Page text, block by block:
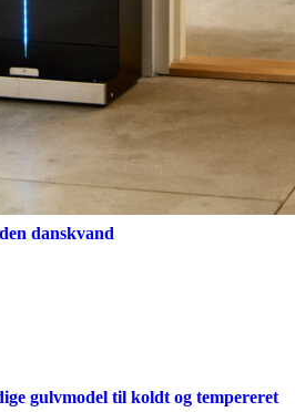
danskvand
gulvmodel til koldt og tempereret